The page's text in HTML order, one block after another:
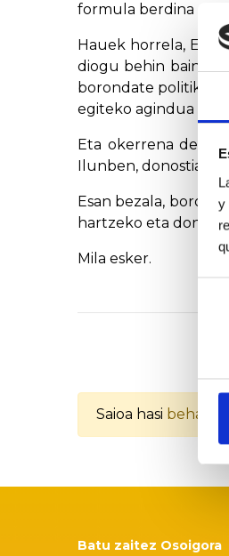
y
formula berdina
Hauek horrela,
diogu behin baino
borondate
egiteko agindua
Eta okerrena dena,
Ilunben,
Esan bezala,
hartzeko eta
Mila esker.
Saioa hasi behar
Batu zaitez Osoigora